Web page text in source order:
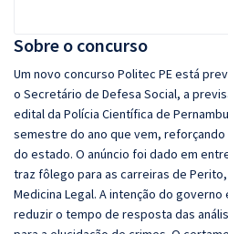
Sobre o concurso
Um novo concurso Politec PE está
o Secretário de Defesa Social, a
edital da Polícia Científica de
semestre do ano que vem,
do estado. O anúncio foi dado em
traz fôlego para as carreiras de
Medicina Legal. A intenção do governo
reduzir o tempo de resposta das